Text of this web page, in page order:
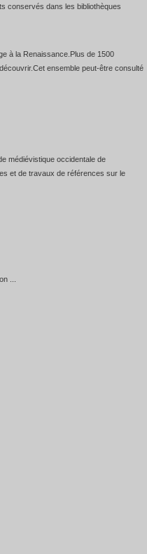
conservés dans les bibliothèques
à la Renaissance.Plus de 1500
ensemble peut-être consulté
médiévistique occidentale de
et de travaux de références sur le
...